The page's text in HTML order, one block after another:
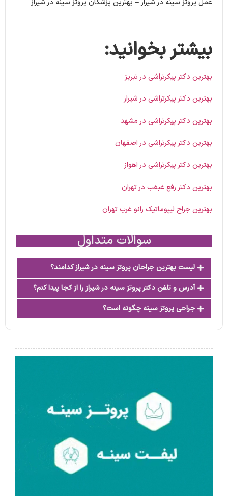
عمل پروتز سینه در شیراز – بهترین پزشکان پروتز سینه در شیراز
بیشتر بخوانید:
بهترین دکتر پیکرتراشی در تبریز
بهترین دکتر پیکرتراشی در شیراز
بهترین دکتر پیکرتراشی در مشهد
بهترین دکتر پیکرتراشی در اصفهان
بهترین دکتر پیکرتراشی در اهواز
بهترین دکتر رفع غبغب در تهران
بهترین جراح لیپوماتیک زانو غرب تهران
سوالات متداول
لیست بهترین جراحان پروتز سینه در شیراز کدامند؟
آدرس و تلفن دکتر پروتز سینه در شیراز را از کجا پیدا کنم؟
جراحی پروتز سینه چگونه است؟